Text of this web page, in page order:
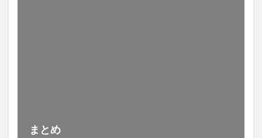
まとめ